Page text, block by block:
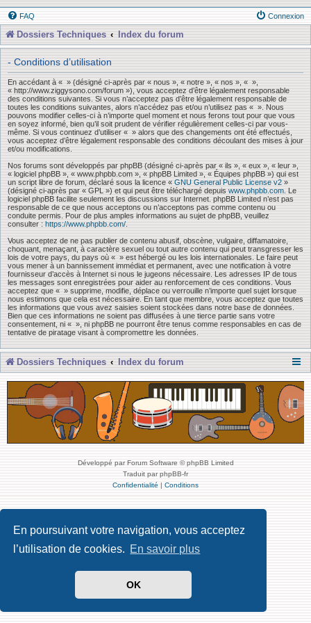
En poursuivant votre navigation, vous acceptez
l’utilisation de cookies. En savoir plus
OK
FAQ Connexion
Dossiers Techniques Index du forum
- Conditions d’utilisation
En accédant à « » (désigné ci-après par « nous », « notre », « nos », « »,
« http://www.ziggysono.com/forum »), vous acceptez d’être légalement responsable
des conditions suivantes. Si vous n’acceptez pas d’être légalement responsable de
toutes les conditions suivantes, alors n’accédez pas et/ou n’utilisez pas « ». Nous
pouvons modifier celles-ci à n’importe quel moment et nous ferons tout pour que vous
en soyez informé, bien qu’il soit prudent de vérifier régulièrement celles-ci par vous-
même. Si vous continuez d’utiliser « » alors que des changements ont été effectués,
vous acceptez d’être légalement responsable des conditions découlant des mises à jour
et/ou modifications.
Nos forums sont développés par phpBB (désigné ci-après par « ils », « eux », « leur »,
« logiciel phpBB », « www.phpbb.com », « phpBB Limited », « Équipes phpBB ») qui est
un script libre de forum, déclaré sous la licence « GNU General Public License v2 »
(désigné ci-après par « GPL ») et qui peut être téléchargé depuis www.phpbb.com . Le
logiciel phpBB facilite seulement les discussions sur Internet. phpBB Limited n’est pas
responsable de ce que nous acceptons ou n’acceptons pas comme contenu ou
conduite permis. Pour de plus amples informations au sujet de phpBB, veuillez
consulter : https://www.phpbb.com/
Vous acceptez de ne pas publier de contenu abusif, obscène, vulgaire, diffamatoire,
choquant, menaçant, à caractère sexuel ou tout autre contenu qui peut transgresser les
lois de votre pays, du pays où « » est hébergé ou les lois internationales. Le faire peut
vous mener à un bannissement immédiat et permanent, avec une notification à votre
fournisseur d’accès à Internet si nous le jugeons nécessaire. Les adresses IP de tous
les messages sont enregistrées pour aider au renforcement de ces conditions. Vous
acceptez que « » supprime, modifie, déplace ou verrouille n’importe quel sujet lorsque
nous estimons que cela est nécessaire. En tant que membre, vous acceptez que toutes
les informations que vous avez saisies soient stockées dans notre base de données.
Bien que ces informations ne soient pas diffusées à une tierce partie sans votre
consentement, ni « », ni phpBB ne pourront être tenus comme responsables en cas de
tentative de piratage visant à compromettre les données.
Dossiers Techniques Index du forum
Développé par Forum Software © phpBB Limited
Traduit par phpBB-fr
Confidentialité | Conditions